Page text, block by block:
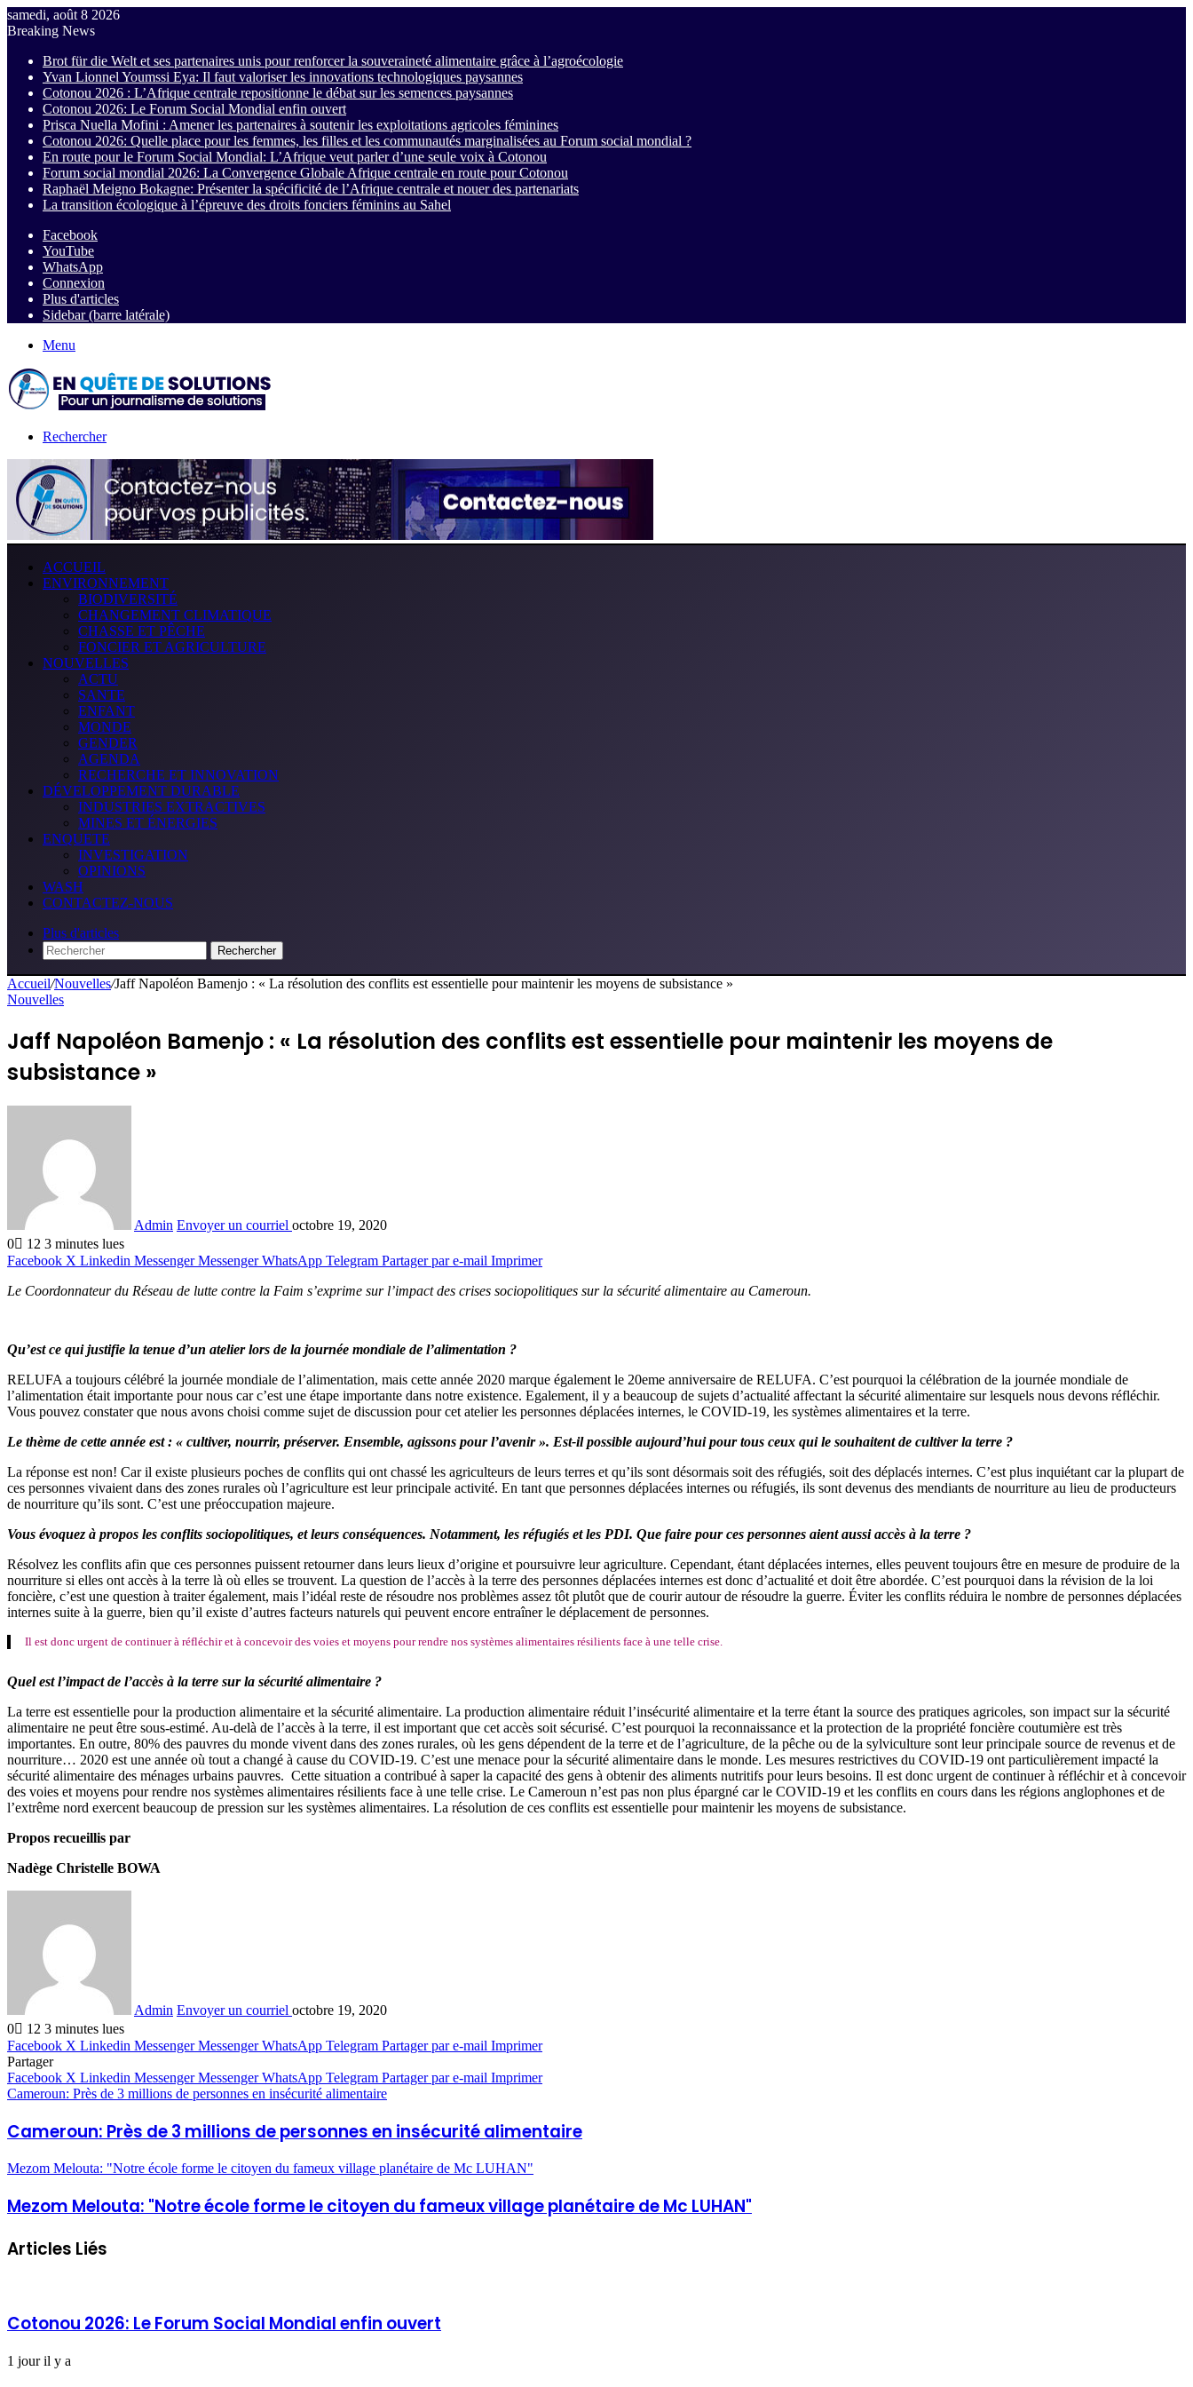
samedi, août 8 2026
Breaking News
Brot für die Welt et ses partenaires unis pour renforcer la souveraineté alimentaire grâce à l’agroécologie
Yvan Lionnel Youmssi Eya: Il faut valoriser les innovations technologiques paysannes
Cotonou 2026 : L’Afrique centrale repositionne le débat sur les semences paysannes
Cotonou 2026: Le Forum Social Mondial enfin ouvert
Prisca Nuella Mofini : Amener les partenaires à soutenir les exploitations agricoles féminines
Cotonou 2026: Quelle place pour les femmes, les filles et les communautés marginalisées au Forum social mondial ?
En route pour le Forum Social Mondial: L’Afrique veut parler d’une seule voix à Cotonou
Forum social mondial 2026: La Convergence Globale Afrique centrale en route pour Cotonou
Raphaël Meigno Bokagne: Présenter la spécificité de l’Afrique centrale et nouer des partenariats
La transition écologique à l’épreuve des droits fonciers féminins au Sahel
Facebook
YouTube
WhatsApp
Connexion
Plus d'articles
Sidebar (barre latérale)
Menu
Rechercher
ACCUEIL
ENVIRONNEMENT
BIODIVERSITÉ
CHANGEMENT CLIMATIQUE
CHASSE ET PÊCHE
FONCIER ET AGRICULTURE
NOUVELLES
ACTU
SANTE
ENFANT
MONDE
GENDER
AGENDA
RECHERCHE ET INNOVATION
DÉVELOPPEMENT DURABLE
INDUSTRIES EXTRACTIVES
MINES ET ÉNERGIES
ENQUETE
INVESTIGATION
OPINIONS
WASH
CONTACTEZ-NOUS
Plus d'articles
Rechercher
Accueil/Nouvelles/Jaff Napoléon Bamenjo : « La résolution des conflits est essentielle pour maintenir les moyens de subsistance »
Nouvelles
Jaff Napoléon Bamenjo : « La résolution des conflits est essentielle pour maintenir les moyens de
subsistance »
Admin Envoyer un courriel octobre 19, 2020
0
12 3 minutes lues
Facebook X Linkedin Messenger Messenger WhatsApp Telegram Partager par e-mail Imprimer
Le Coordonnateur du Réseau de lutte contre la Faim s’exprime sur l’impact des crises sociopolitiques sur la sécurité alimentaire au Cameroun.
Qu’est ce qui justifie la tenue d’un atelier lors de la journée mondiale de l’alimentation ?
RELUFA a toujours célébré la journée mondiale de l’alimentation, mais cette année 2020 marque également le 20eme anniversaire de RELUFA. C’est pourquoi la célébration de la journée mondiale de
l’alimentation était importante pour nous car c’est une étape importante dans notre existence. Egalement, il y a beaucoup de sujets d’actualité affectant la sécurité alimentaire sur lesquels nous devons réfléchir.
Vous pouvez constater que nous avons choisi comme sujet de discussion pour cet atelier les personnes déplacées internes, le COVID-19, les systèmes alimentaires et la terre.
Le thème de cette année est : « cultiver, nourrir, préserver. Ensemble, agissons pour l’avenir ». Est-il possible aujourd’hui pour tous ceux qui le souhaitent de cultiver la terre ?
La réponse est non! Car il existe plusieurs poches de conflits qui ont chassé les agriculteurs de leurs terres et qu’ils sont désormais soit des réfugiés, soit des déplacés internes. C’est plus inquiétant car la plupart de
ces personnes vivaient dans des zones rurales où l’agriculture est leur principale activité. En tant que personnes déplacées internes ou réfugiés, ils sont devenus des mendiants de nourriture au lieu de producteurs
de nourriture qu’ils sont. C’est une préoccupation majeure.
Vous évoquez à propos les conflits sociopolitiques, et leurs conséquences. Notamment, les réfugiés et les PDI. Que faire pour ces personnes aient aussi accès à la terre ?
Résolvez les conflits afin que ces personnes puissent retourner dans leurs lieux d’origine et poursuivre leur agriculture. Cependant, étant déplacées internes, elles peuvent toujours être en mesure de produire de la
nourriture si elles ont accès à la terre là où elles se trouvent. La question de l’accès à la terre des personnes déplacées internes est donc d’actualité et doit être abordée. C’est pourquoi dans la révision de la loi
foncière, c’est une question à traiter également, mais l’idéal reste de résoudre nos problèmes assez tôt plutôt que de courir autour de résoudre la guerre. Éviter les conflits réduira le nombre de personnes déplacées
internes suite à la guerre, bien qu’il existe d’autres facteurs naturels qui peuvent encore entraîner le déplacement de personnes.
Il est donc urgent de continuer à réfléchir et à concevoir des voies et moyens pour rendre nos systèmes alimentaires résilients face à une telle crise.
Quel est l’impact de l’accès à la terre sur la sécurité alimentaire ?
La terre est essentielle pour la production alimentaire et la sécurité alimentaire. La production alimentaire réduit l’insécurité alimentaire et la terre étant la source des pratiques agricoles, son impact sur la sécurité
alimentaire ne peut être sous-estimé. Au-delà de l’accès à la terre, il est important que cet accès soit sécurisé. C’est pourquoi la reconnaissance et la protection de la propriété foncière coutumière est très
importantes. En outre, 80% des pauvres du monde vivent dans des zones rurales, où les gens dépendent de la terre et de l’agriculture, de la pêche ou de la sylviculture sont leur principale source de revenus et de
nourriture… 2020 est une année où tout a changé à cause du COVID-19. C’est une menace pour la sécurité alimentaire dans le monde. Les mesures restrictives du COVID-19 ont particulièrement impacté la
sécurité alimentaire des ménages urbains pauvres. Cette situation a contribué à saper la capacité des gens à obtenir des aliments nutritifs pour leurs besoins. Il est donc urgent de continuer à réfléchir et à concevoir
des voies et moyens pour rendre nos systèmes alimentaires résilients face à une telle crise. Le Cameroun n’est pas non plus épargné car le COVID-19 et les conflits en cours dans les régions anglophones et de
l’extrême nord exercent beaucoup de pression sur les systèmes alimentaires. La résolution de ces conflits est essentielle pour maintenir les moyens de subsistance.
Propos recueillis par
Nadège Christelle BOWA
Admin Envoyer un courriel octobre 19, 2020
0
12 3 minutes lues
Facebook X Linkedin Messenger Messenger WhatsApp Telegram Partager par e-mail Imprimer
Partager
Facebook X Linkedin Messenger Messenger WhatsApp Telegram Partager par e-mail Imprimer
Cameroun: Près de 3 millions de personnes en insécurité alimentaire
Cameroun: Près de 3 millions de personnes en insécurité alimentaire
Mezom Melouta: "Notre école forme le citoyen du fameux village planétaire de Mc LUHAN"
Mezom Melouta: "Notre école forme le citoyen du fameux village planétaire de Mc LUHAN"
Articles Liés
Cotonou 2026: Le Forum Social Mondial enfin ouvert
1 jour il y a